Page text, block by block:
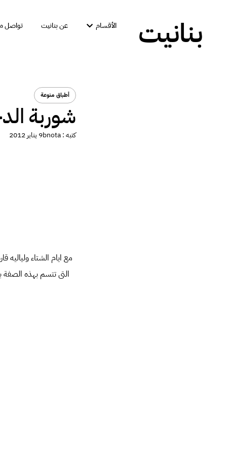
بنانيت الأقسام عن بنانيت تواصل
أطباق منوعة
شوربة
كتبه :bnota9 يناير 2012
مع ايام الشتاء
التى تتسم بهذه الصفة